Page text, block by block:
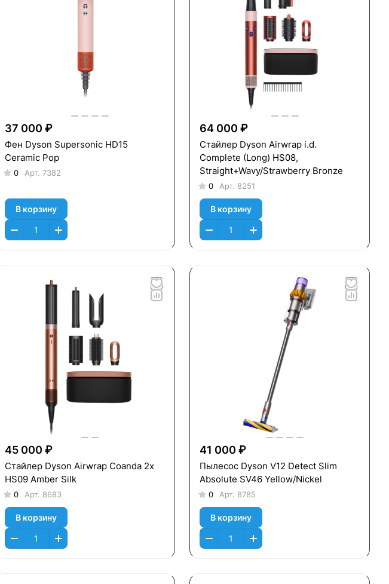
37 000 ₽
Фен Dyson Supersonic HD15
Ceramic Pop
0 Арт. 7382
В корзину
64 000 ₽
Стайлер Dyson Airwrap i.d.
Complete (Long) HS08,
Straight+Wavy/Strawberry Bronze
0 Арт. 8251
В корзину
45 000 ₽
Стайлер Dyson Airwrap Coanda 2x
HS09 Amber Silk
0 Арт. 8683
В корзину
41 000 ₽
Пылесос Dyson V12 Detect Slim
Absolute SV46 Yellow/Nickel
0 Арт. 8785
В корзину